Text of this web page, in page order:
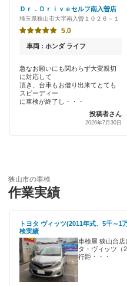
桶川市
春日部市
川口市
川越市
北本市
久喜市
熊谷市
鴻巣市
早割りあり
クレジットカードOK
土日祝OK
代車あり
EV車OK
1日車検
夜間受付
アップル車検
オートバックス
車検館
出光リテール車検
コスモの車検
アーリー車検
車検のコバック
GTNET×カフェ車検
キグナス車検
Ｄｒ．Ｄｒｉｖｅセルフ南入曽店
埼玉県狭山市大字南入曽１０２６－１
5.0
車両 : ホンダ ライフ
急なお願いにも関わらず大変親切
に対応して
頂き、台車もお借り出来てとても
スピーディー
に車検が終了し・・・
投稿者さん
2026年7月30日
狭山市の車検
作業実績
トヨタ ヴィッツ(2011年式、5千～1
検実績
車検屋 狭山台店
タ・ヴィッツ（
行距・・・